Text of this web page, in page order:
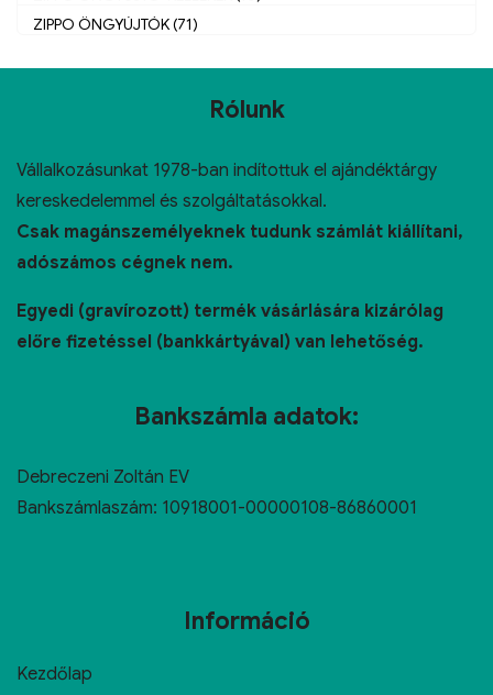
ZIPPO ÖNGYÚJTÓK (71)
Rólunk
Vállalkozásunkat 1978-ban indítottuk el ajándéktárgy
kereskedelemmel és szolgáltatásokkal.
Csak magánszemélyeknek tudunk számlát kiállítani,
adószámos cégnek nem.
Egyedi (gravírozott) termék vásárlására kizárólag
előre fizetéssel (bankkártyával) van lehetőség.
Bankszámla adatok:
Debreczeni Zoltán EV
Bankszámlaszám: 10918001-00000108-86860001
Információ
Kezdőlap